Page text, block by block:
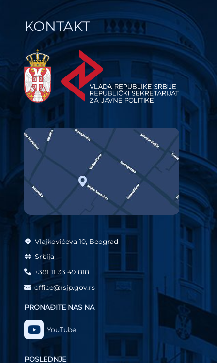
KONTAKT
Vlajkovićeva 10, Beograd
Srbija
+381 11 33 49 818
office@rsjp.gov.rs
PRONAĐITE NAS NA
YouTube
POSLEDNJE